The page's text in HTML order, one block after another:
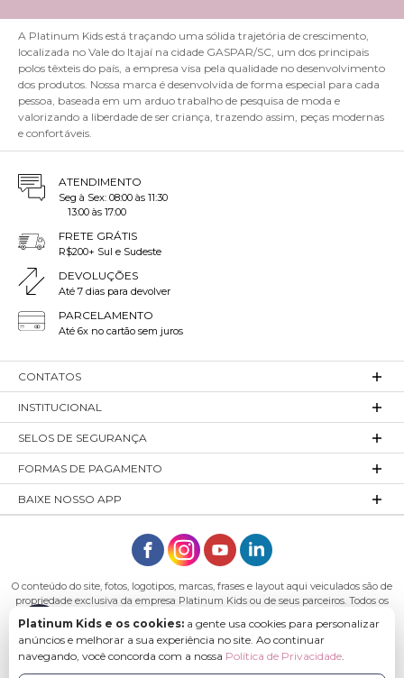
A Platinum Kids está traçando uma sólida trajetória de crescimento,
localizada no Vale do Itajaí na cidade GASPAR/SC, um dos principais
polos têxteis do país, a empresa visa pela qualidade no desenvolvimento
dos produtos. Nossa marca é desenvolvida de forma especial para cada
pessoa, baseada em um arduo trabalho de pesquisa de moda e
valorizando a liberdade de ser criança, trazendo assim, peças modernas
e confortáveis.
ATENDIMENTO
Seg à Sex: 08:00 às 11:30
13:00 às 17:00
FRETE GRÁTIS
R$200+ Sul e Sudeste
DEVOLUÇÕES
Até 7 dias para devolver
PARCELAMENTO
Até 6x no cartão sem juros
CONTATOS
INSTITUCIONAL
SELOS DE SEGURANÇA
FORMAS DE PAGAMENTO
BAIXE NOSSO APP
O conteúdo do site, fotos, logotipos, marcas, frases e layout aqui veiculados são de
propriedade exclusiva da empresa Platinum Kids ou de seus parceiros. Todos os
direitos reservados. Platinum Kids - Platinum Indústria de Confecções LTDA -
CNPJ: 27.180.131/0001-54 Endereço: Rod. Ivo Silveira, n° 7505 - Bateias, Gaspar - SC,
89113-040
Platinum Kids e os cookies: a gente usa cookies para personalizar
anúncios e melhorar a sua experiência no site. Ao continuar
navegando, você concorda com a nossa Política de Privacidade.